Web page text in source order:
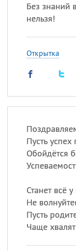
Без знаний
нельзя!
Открытка
Пусть успех
Обойдётся
Станет всё
Не
Пусть
Чаще